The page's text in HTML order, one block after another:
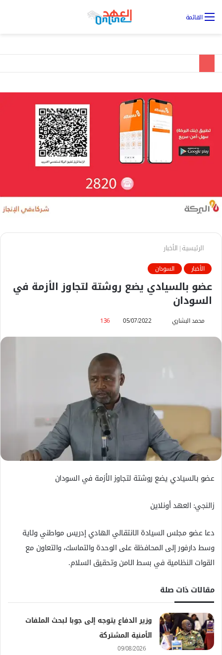
القائمة
الرئيسية| الأخبار
الأخبار السودان
عضو بالسيادي يضع روشتة لتجاوز الأزمة في
السودان
محمد البشاري
د
ا
إ
ل
ك
ت
ر
ي
05/07/2022
136
عضو بالسيادي يضع روشتة لتجاوز الأزمة في السودان
زالنجي: العهد أونلاين
دعا عضو مجلس السيادة الانتقالي الهادي إدريس مواطني ولاية
وسط دارفور إلى المحافظة على الوحدة والتماسك، والتعاون مع
القوات النظامية في بسط الامن وتحقيق السلام.
مقالات ذات صلة
وزير الدفاع يتوجه إلى جوبا لبحث الملفات
الأمنية المشتركة
09/08/2026